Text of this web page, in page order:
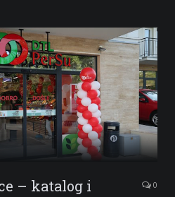
– katalog i
0